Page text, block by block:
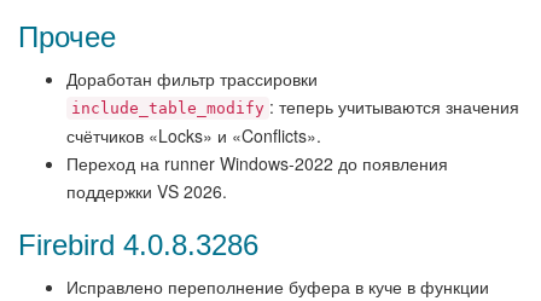
Прочее
Доработан фильтр трассировки
include_table_modify : теперь учитываются значения
счётчиков «Locks» и «Conflicts».
Переход на runner Windows-2022 до появления
поддержки VS 2026.
Firebird 4.0.8.3286
Исправлено переполнение буфера в куче в функции